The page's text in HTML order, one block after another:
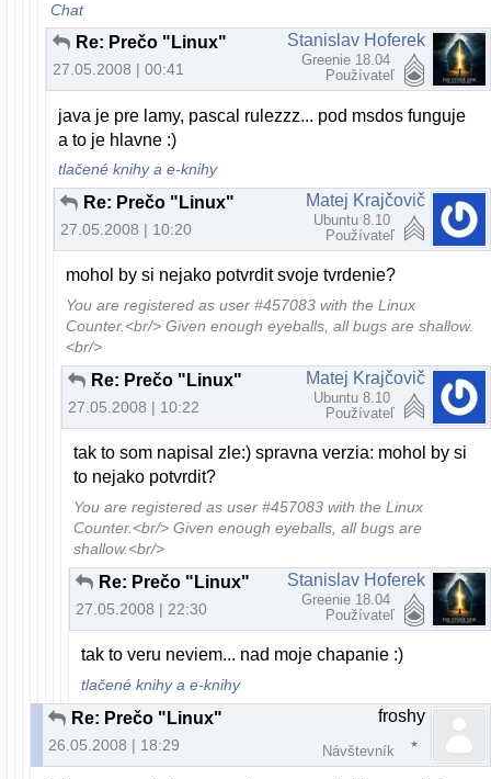
Chat
Re: Prečo "Linux"
27.05.2008 | 00:41
Stanislav Hoferek
Greenie 18.04
Používateľ
java je pre lamy, pascal rulezzz... pod msdos funguje
a to je hlavne :)
tlačené knihy a e-knihy
Re: Prečo "Linux"
27.05.2008 | 10:20
Matej Krajčovič
Ubuntu 8.10
Používateľ
mohol by si nejako potvrdit svoje tvrdenie?
You are registered as user #457083 with the Linux
Counter.<br/> Given enough eyeballs, all bugs are shallow.
<br/>
Re: Prečo "Linux"
27.05.2008 | 10:22
Matej Krajčovič
Ubuntu 8.10
Používateľ
tak to som napisal zle:) spravna verzia: mohol by si
to nejako potvrdit?
You are registered as user #457083 with the Linux
Counter.<br/> Given enough eyeballs, all bugs are
shallow.<br/>
Re: Prečo "Linux"
27.05.2008 | 22:30
Stanislav Hoferek
Greenie 18.04
Používateľ
tak to veru neviem... nad moje chapanie :)
tlačené knihy a e-knihy
Re: Prečo "Linux"
26.05.2008 | 18:29
froshy
Návštevník